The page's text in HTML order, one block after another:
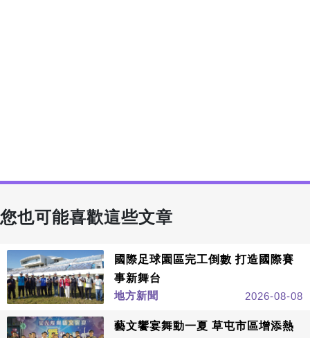
您也可能喜歡這些文章
國際足球園區完工倒數 打造國際賽
事新舞台
地方新聞
2026-08-08
藝文饗宴舞動一夏 草屯市區增添熱